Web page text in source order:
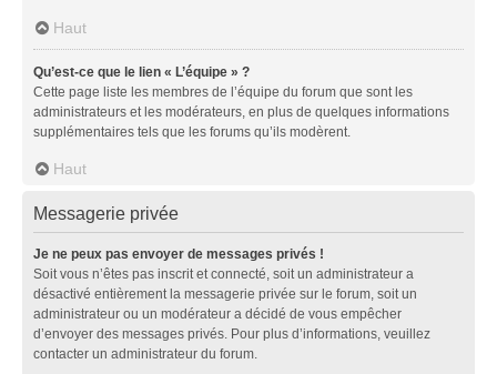
Haut
Qu’est-ce que le lien « L’équipe » ?
Cette page liste les membres de l’équipe du forum que sont les
administrateurs et les modérateurs, en plus de quelques informations
supplémentaires tels que les forums qu’ils modèrent.
Haut
Messagerie privée
Je ne peux pas envoyer de messages privés !
Soit vous n’êtes pas inscrit et connecté, soit un administrateur a
désactivé entièrement la messagerie privée sur le forum, soit un
administrateur ou un modérateur a décidé de vous empêcher
d’envoyer des messages privés. Pour plus d’informations, veuillez
contacter un administrateur du forum.